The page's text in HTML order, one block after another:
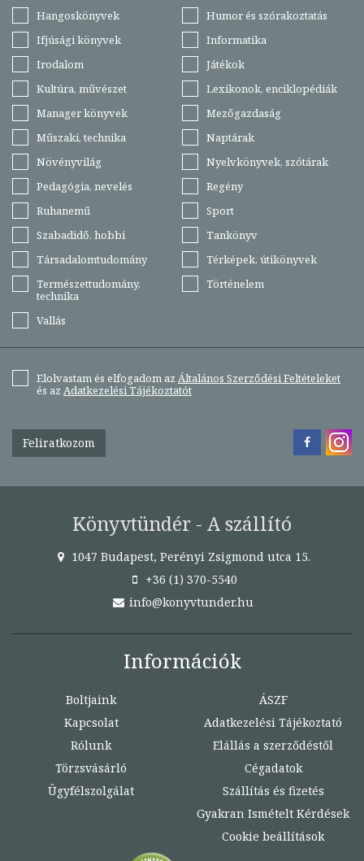
Hangoskönyvek
Humor és szórakoztatás
Ifjúsági könyvek
Informatika
Irodalom
Játékok
Kultúra, művészet
Lexikonok, enciklopédiák
Manager könyvek
Mezőgazdaság
Műszaki, technika
Naptárak
Növényvilág
Nyelvkönyvek, szótárak
Pedagógia, nevelés
Regény
Ruhanemű
Sport
Szabadidő, hobbi
Tankönyv
Társadalomtudomány
Térképek, útikönyvek
Természettudomány,
technika
Történelem
Vallás
Elolvastam és elfogadom az Általános Szerződési Feltételeket
és az Adatkezelési Tájékoztatót
Feliratkozom
Könyvtündér - A szállító
1047 Budapest, Perényi Zsigmond utca 15.
+36 (1) 370-5540
info@konyvtunder.hu
Információk
Boltjaink
Kapcsolat
Rólunk
Törzsvásárló
Ügyfélszolgálat
ÁSZF
Adatkezelési Tájékoztató
Elállás a szerződéstől
Cégadatok
Szállítás és fizetés
Gyakran Ismételt Kérdések
Cookie beállítások